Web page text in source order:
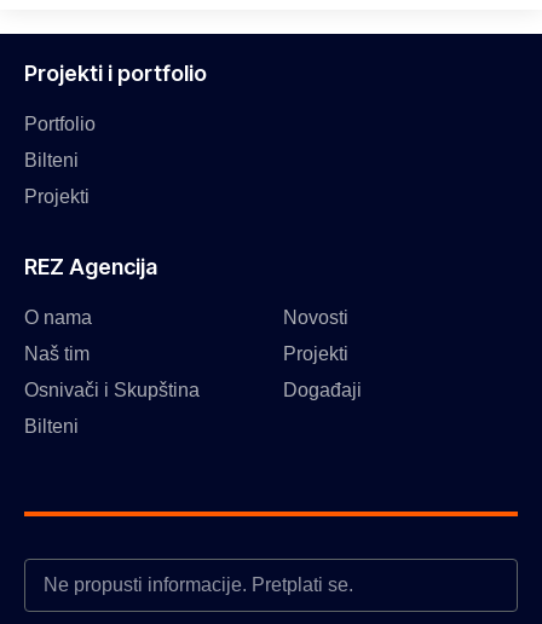
Projekti i portfolio
Portfolio
Bilteni
Projekti
REZ Agencija
O nama
Naš tim
Osnivači i Skupština
Bilteni
Novosti
Projekti
Događaji